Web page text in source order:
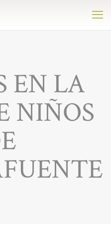
EN LA
NIÑOS